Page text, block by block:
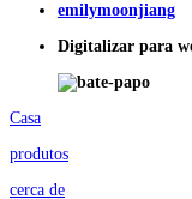
emilymoonjiang
Digitalizar para
Casa
produtos
cerca de